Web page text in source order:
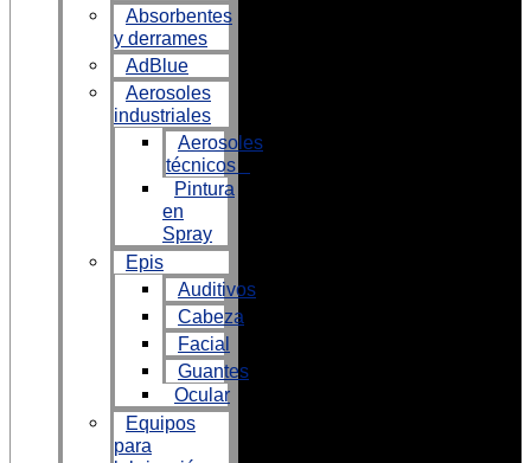
Absorbentes
y derrames
AdBlue
Aerosoles
industriales
Aerosoles
técnicos
Pintura
en
Spray
Epis
Auditivos
Cabeza
Facial
Guantes
Ocular
Equipos
para